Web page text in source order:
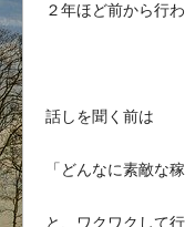
２年ほど前から行
話しを聞く前は
「どんなに素敵な
と、ワクワクして